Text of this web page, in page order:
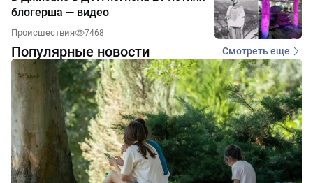
блогерша — видео
Происшествия 7468
Популярные новости Смотреть еще